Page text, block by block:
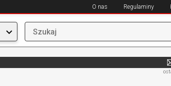
O nas Regulaminy